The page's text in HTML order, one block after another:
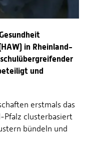
in Rheinland-
und
erstmals das
Pfalz clusterbasiert
bündeln und